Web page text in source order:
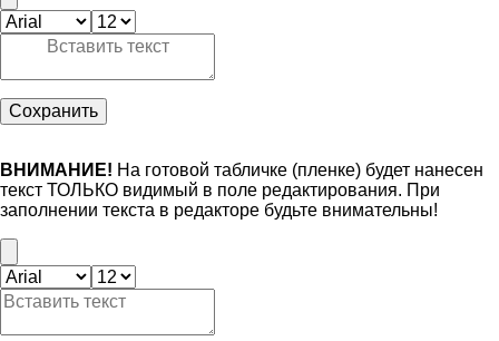
Сохранить
ВНИМАНИЕ! На готовой табличке (пленке) будет нанесен
текст ТОЛЬКО видимый в поле редактирования. При
заполнении текста в редакторе будьте внимательны!